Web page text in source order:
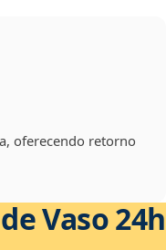
oferecendo retorno
Vaso 24h